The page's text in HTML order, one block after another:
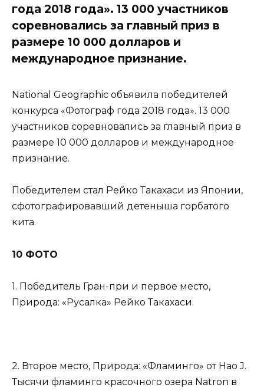
года 2018 года». 13 000 участников
соревновались за главный приз в
размере 10 000 долларов и
международное признание.
National Geographic объявила победителей
конкурса «Фотограф года 2018 года». 13 000
участников соревновались за главный приз в
размере 10 000 долларов и международное
признание.
Победителем стал Рейко Такахаси из Японии,
сфотографировавший детеныша горбатого
кита.
10 ФОТО
1. Победитель Гран-при и первое место,
Природа: «Русалка» Рейко Такахаси.
2. Второе место, Природа: «Фламинго» от Hao J.
Тысячи фламинго красочного озера Natron в